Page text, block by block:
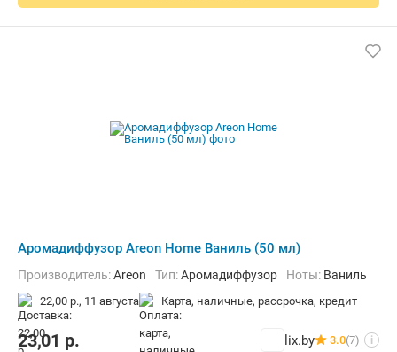
Аромадиффузор Areon Home Ваниль (50 мл)
Производитель:Areon Тип:Аромадиффузор Ноты: Ваниль
22,00 р., 11 августа карта, наличные, рассрочка, кредит
23,01 р. lix.by 3.0(7) i